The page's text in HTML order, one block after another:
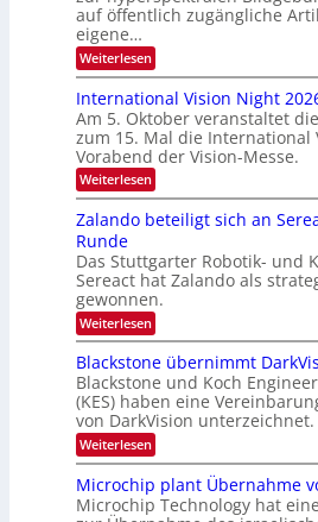
l
c
h
u
h
k
a
r
t
n
-
i
t
g
l
i
e
d
s
t
a
n
d
a
u
f
d
e
r
L
auf öffentlich zugängliche
eigene…
Weiterlesen:
H
m
e
p
g
e
H
p
e
r
s
p
e
c
t
r
a
l
N
e
s
‘
International Vision Night
Am 5. Oktober veranstaltet
zum 15. Mal die International
Vorabend der Vision-Messe.
Weiterlesen:
I
t
r
n
a
t
i
o
n
a
l
V
i
s
i
o
n
N
Zalando beteiligt sich an
Runde
Das Stuttgarter Robotik- und
Sereact hat Zalando als
gewonnen.
Weiterlesen:
Z
l
a
n
d
o
b
e
t
e
Blackstone übernimmt
Blackstone und Koch
(KES) haben eine
von DarkVision unterzeichnet.
Weiterlesen:
B
a
c
Microchip plant Übernahme
Microchip Technology hat